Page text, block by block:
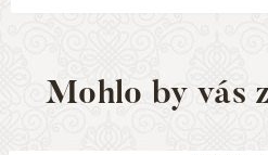
Mohlo by vás